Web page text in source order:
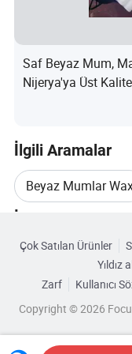
Ambalaj ve Nakliye
SSS
S: Şirket veya
S: Teslimat
Y: Yaklaşık 30 gün
Y: Evet, örneği
maliyet
Saf Beyaz Mum,
Nijerya'ya Üst
İlgili Aramalar
Beyaz Mumlar
Büyük Mumlar
Kategorilere
Çok Satılan Ürünler
Yıldız
Zarf
Kullanıcı
Copyright © 2026